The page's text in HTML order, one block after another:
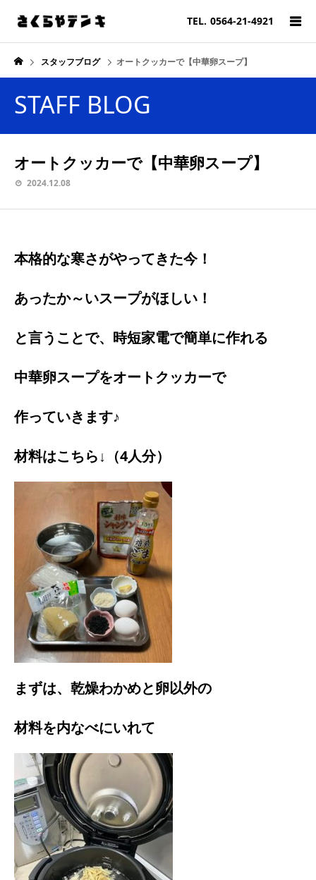
TEL. 0564-21-4921
スタッフブログ オートクッカーで【中華卵スープ】
STAFF BLOG
オートクッカーで【中華卵スープ】
2024.12.08
本格的な寒さがやってきた今！
あったか～いスープがほしい！
と言うことで、時短家電で簡単に作れる
中華卵スープをオートクッカーで
作っていきます♪
材料はこちら↓（4人分）
まずは、乾燥わかめと卵以外の
材料を内なべにいれて